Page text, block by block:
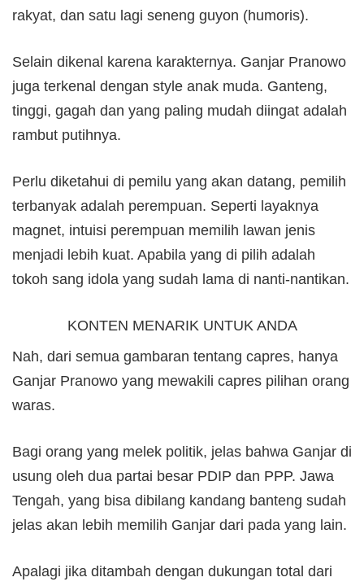
rakyat, dan satu lagi seneng guyon (humoris).
Selain dikenal karena karakternya. Ganjar Pranowo
juga terkenal dengan style anak muda. Ganteng,
tinggi, gagah dan yang paling mudah diingat adalah
rambut putihnya.
Perlu diketahui di pemilu yang akan datang, pemilih
terbanyak adalah perempuan. Seperti layaknya
magnet, intuisi perempuan memilih lawan jenis
menjadi lebih kuat. Apabila yang di pilih adalah
tokoh sang idola yang sudah lama di nanti-nantikan.
KONTEN MENARIK UNTUK ANDA
Nah, dari semua gambaran tentang capres, hanya
Ganjar Pranowo yang mewakili capres pilihan orang
waras.
Bagi orang yang melek politik, jelas bahwa Ganjar di
usung oleh dua partai besar PDIP dan PPP. Jawa
Tengah, yang bisa dibilang kandang banteng sudah
jelas akan lebih memilih Ganjar dari pada yang lain.
Apalagi jika ditambah dengan dukungan total dari